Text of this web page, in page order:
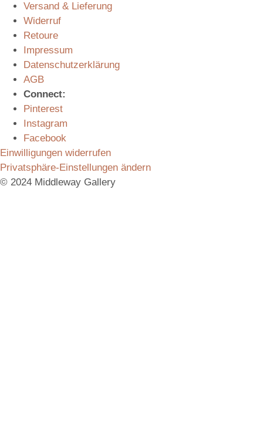
Versand & Lieferung
Widerruf
Retoure
Impressum
Datenschutzerklärung
AGB
Connect:
Pinterest
Instagram
Facebook
Einwilligungen widerrufen
Privatsphäre-Einstellungen ändern
© 2024 Middleway Gallery